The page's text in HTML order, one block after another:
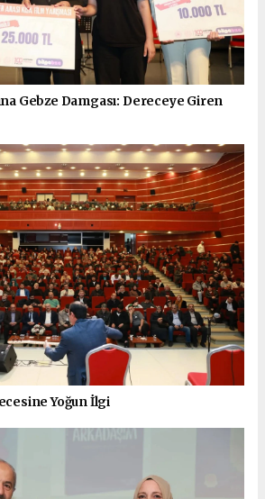
Gebze Damgası: Dereceye Giren
Yoğun İlgi